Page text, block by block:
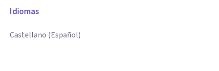
Idiomas
Castellano (Español)